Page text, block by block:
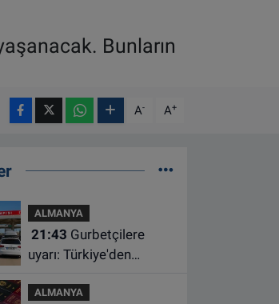
Bunların
A- A+
ALMANYA
21:43
uyarı: Türkiye'den
geçiş ve trafik
ALMANYA